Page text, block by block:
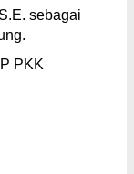
sebagai
PKK